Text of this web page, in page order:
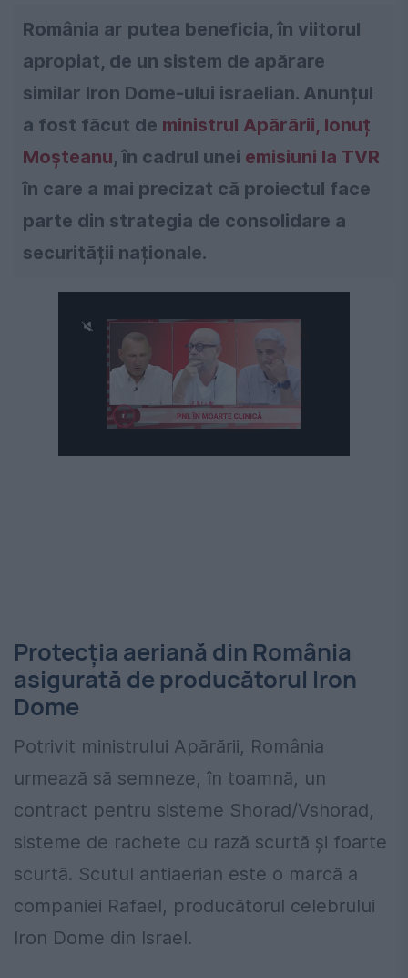
România ar putea beneficia, în viitorul
apropiat, de un sistem de apărare
similar Iron Dome-ului israelian. Anunțul
a fost făcut de ministrul Apărării, Ionuț
Moșteanu, în cadrul unei emisiuni la TVR
în care a mai precizat că proiectul face
parte din strategia de consolidare a
securității naționale.
Protecția aeriană din România
asigurată de producătorul Iron
Dome
Potrivit ministrului Apărării, România
urmează să semneze, în toamnă, un
contract pentru sisteme Shorad/Vshorad,
sisteme de rachete cu rază scurtă și foarte
scurtă. Scutul antiaerian este o marcă a
companiei Rafael, producătorul celebrului
Iron Dome din Israel.